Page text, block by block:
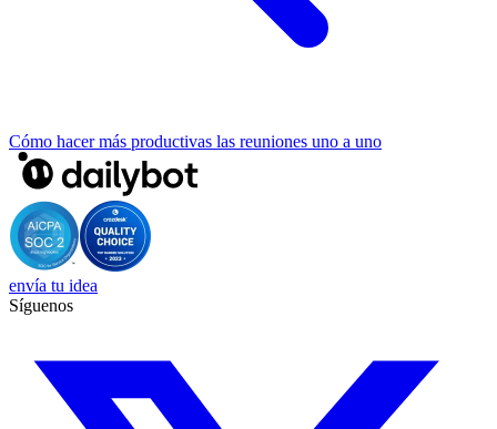
Cómo hacer más productivas las reuniones uno a uno
envía tu idea
Síguenos